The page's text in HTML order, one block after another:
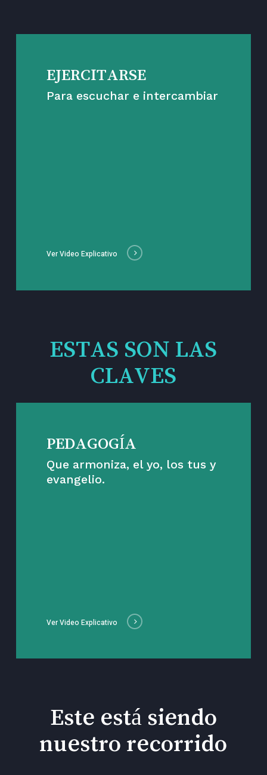
EJERCITARSE
Para escuchar e intercambiar
Ver Video Explicativo
ESTAS SON LAS
CLAVES
PEDAGOGÍA
Que armoniza, el yo, los tus y
evangelio.
Ver Video Explicativo
Este está siendo
nuestro recorrido